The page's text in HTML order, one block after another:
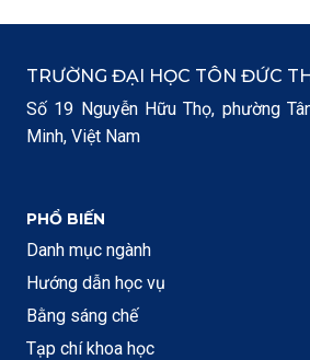
TRƯỜNG ĐẠI HỌC TÔN ĐỨC
Số 19 Nguyễn Hữu Thọ, phường
Minh, Việt Nam
PHỔ BIẾN
Danh mục ngành
Hướng dẫn học vụ
Bằng sáng chế
Tạp chí khoa học